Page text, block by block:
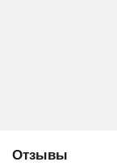
Отзывы